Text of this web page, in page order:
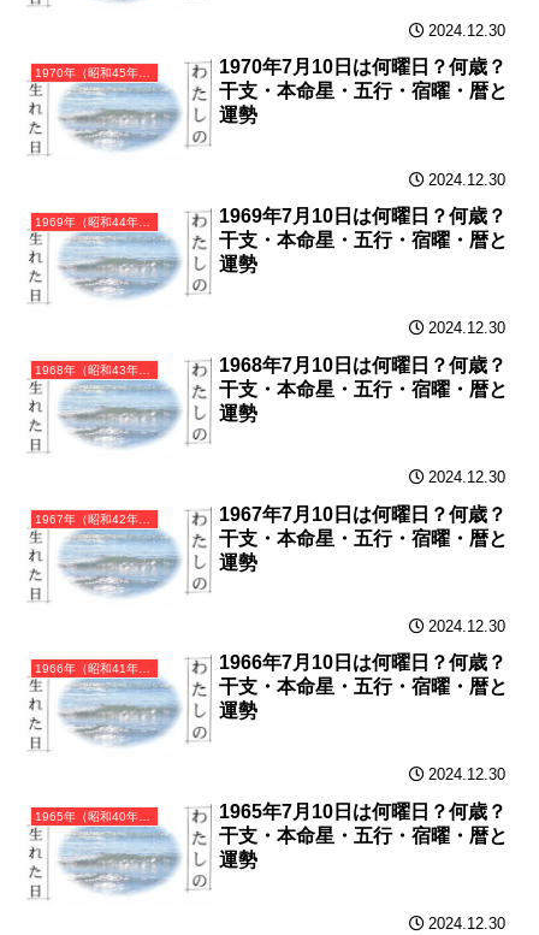
2024.12.30
1970年（昭和45年）庚戌（かのえいぬ）・戌年（いぬ年）カレンダー（月曜はじまり）
1970年7月10日は何曜日？何歳？
干支・本命星・五行・宿曜・暦と
運勢
2024.12.30
1969年（昭和44年）己酉（つちのととり）・酉年（とり年）カレンダー（月曜はじまり）
1969年7月10日は何曜日？何歳？
干支・本命星・五行・宿曜・暦と
運勢
2024.12.30
1968年（昭和43年）戊申（つちのえさる）・申年（さる年）カレンダー（月曜はじまり）
1968年7月10日は何曜日？何歳？
干支・本命星・五行・宿曜・暦と
運勢
2024.12.30
1967年（昭和42年）丁未（ひのとひつじ）・未年（ひつじ年）カレンダー（月曜はじまり）
1967年7月10日は何曜日？何歳？
干支・本命星・五行・宿曜・暦と
運勢
2024.12.30
1966年（昭和41年）丙午（ひのえうま）・午年（うま年）カレンダー（月曜はじまり）
1966年7月10日は何曜日？何歳？
干支・本命星・五行・宿曜・暦と
運勢
2024.12.30
1965年（昭和40年）乙巳（きのとみ）・巳年（へび年）カレンダー（月曜はじまり）
1965年7月10日は何曜日？何歳？
干支・本命星・五行・宿曜・暦と
運勢
2024.12.30